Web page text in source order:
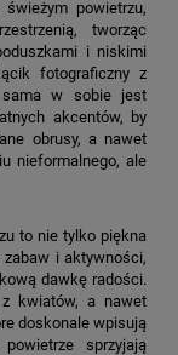
powietrzu,
tworząc
i niskimi
fotograficzny z
sama w sobie jest
akcentów, by
obrusy, a nawet
nieformalnego, ale
to nie tylko piękna
i aktywności,
dawkę radości.
kwiatów, a nawet
doskonale wpisują
sprzyjają